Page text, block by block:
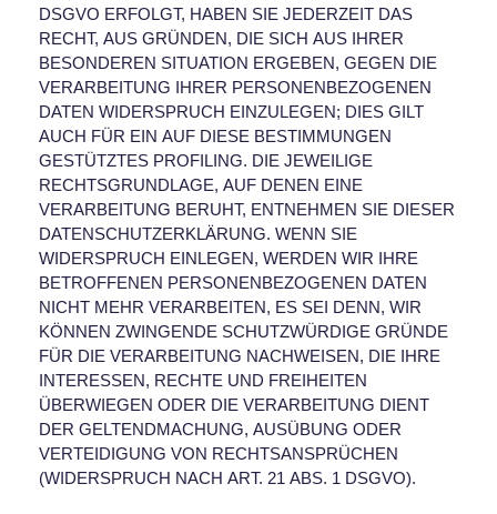
DSGVO ERFOLGT, HABEN SIE JEDERZEIT DAS
RECHT, AUS GRÜNDEN, DIE SICH AUS IHRER
BESONDEREN SITUATION ERGEBEN, GEGEN DIE
VERARBEITUNG IHRER PERSONENBEZOGENEN
DATEN WIDERSPRUCH EINZULEGEN; DIES GILT
AUCH FÜR EIN AUF DIESE BESTIMMUNGEN
GESTÜTZTES PROFILING. DIE JEWEILIGE
RECHTSGRUNDLAGE, AUF DENEN EINE
VERARBEITUNG BERUHT, ENTNEHMEN SIE DIESER
DATENSCHUTZERKLÄRUNG. WENN SIE
WIDERSPRUCH EINLEGEN, WERDEN WIR IHRE
BETROFFENEN PERSONENBEZOGENEN DATEN
NICHT MEHR VERARBEITEN, ES SEI DENN, WIR
KÖNNEN ZWINGENDE SCHUTZWÜRDIGE GRÜNDE
FÜR DIE VERARBEITUNG NACHWEISEN, DIE IHRE
INTERESSEN, RECHTE UND FREIHEITEN
ÜBERWIEGEN ODER DIE VERARBEITUNG DIENT
DER GELTENDMACHUNG, AUSÜBUNG ODER
VERTEIDIGUNG VON RECHTSANSPRÜCHEN
(WIDERSPRUCH NACH ART. 21 ABS. 1 DSGVO).